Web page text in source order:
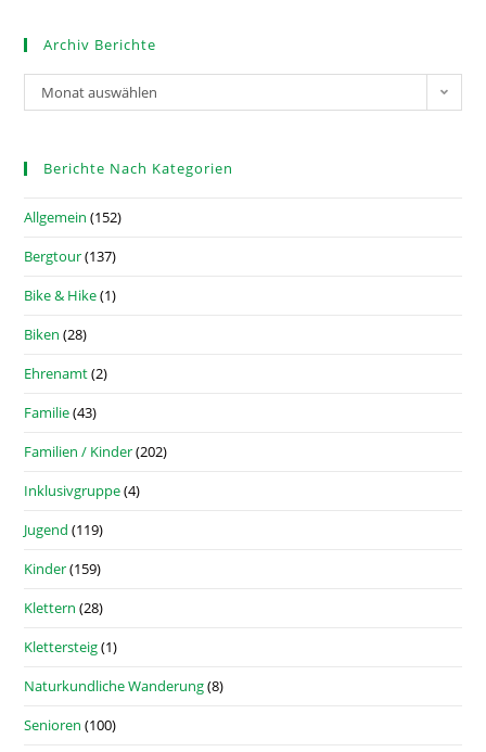
Archiv Berichte
Monat auswählen
Berichte Nach Kategorien
Allgemein (152)
Bergtour(137)
Bike & Hike(1)
Biken (28)
Ehrenamt(2)
Familie(43)
Familien / Kinder(202)
Inklusivgruppe(4)
Jugend (119)
Kinder(159)
Klettern (28)
Klettersteig(1)
Naturkundliche Wanderung(8)
Senioren (100)